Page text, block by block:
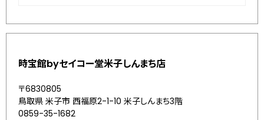
時宝館byセイコー堂米子しんまち店
〒6830805
鳥取県 米子市 西福原2-1-10 米子しんまち3階
0859-35-1682